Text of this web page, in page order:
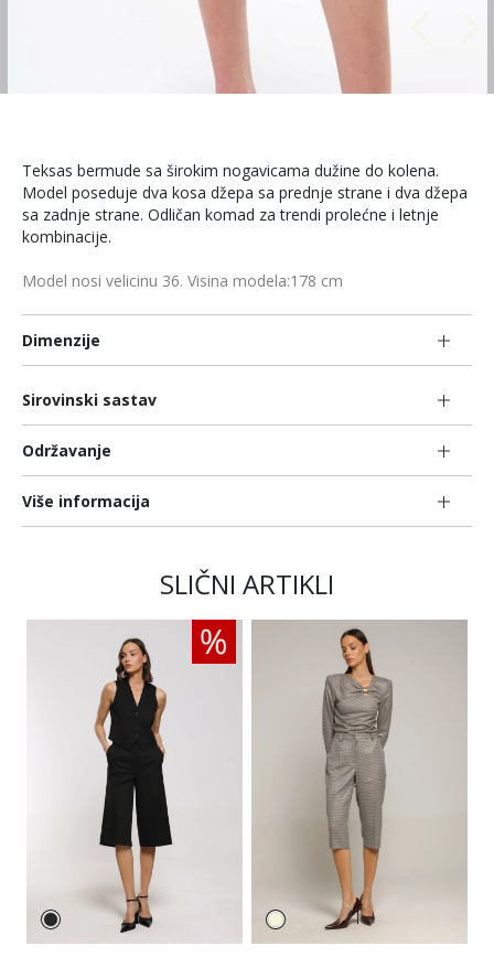
Teksas bermude sa širokim nogavicama dužine do kolena.
Model poseduje dva kosa džepa sa prednje strane i dva džepa
sa zadnje strane. Odličan komad za trendi prolećne i letnje
kombinacije.
Model nosi velicinu 36. Visina modela:178 cm
Dimenzije
Sirovinski sastav
Održavanje
Više informacija
SLIČNI ARTIKLI